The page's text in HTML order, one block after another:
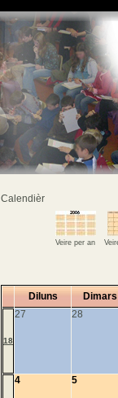
Calendièr
Veire per an
Diluns Dimars
18
27 28
4 5